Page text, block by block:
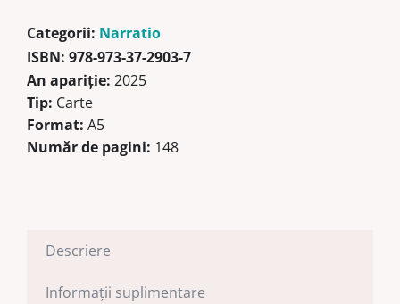
Categorii: Narratio
ISBN: 978-973-37-2903-7
An apariție: 2025
Tip: Carte
Format: A5
Număr de pagini: 148
Descriere
Informații suplimentare